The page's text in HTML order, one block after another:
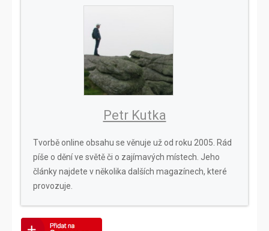
Petr Kutka
Tvorbě online obsahu se věnuje už od roku 2005. Rád
píše o dění ve světě či o zajímavých místech. Jeho
články najdete v několika dalších magazínech, které
provozuje.